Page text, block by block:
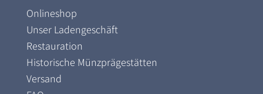
Onlineshop
Unser Ladengeschäft
Restauration
Historische Münzprägestätten
Versand